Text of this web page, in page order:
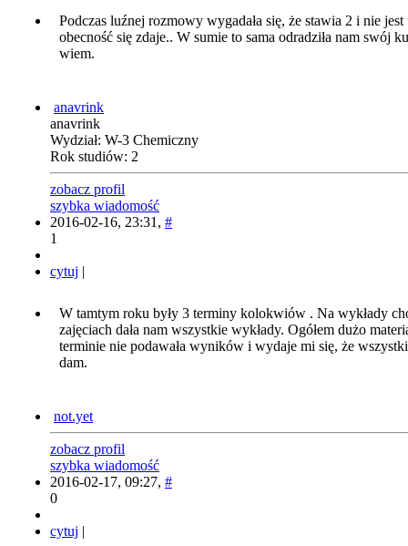
Podczas luźnej rozmowy wygadała się, że stawia 2 i nie
obecność się zdaje.. W sumie to sama odradziła nam swój
wiem.
anavrink
anavrink
Wydział: W-3 Chemiczny
Rok studiów: 2
zobacz profil
szybka wiadomość
2016-02-16, 23:31, #
1
cytuj |
W tamtym roku były 3 terminy kolokwiów . Na wykłady
zajęciach dała nam wszystkie wykłady. Ogółem dużo
terminie nie podawała wyników i wydaje mi się, że
dam.
not.yet
zobacz profil
szybka wiadomość
2016-02-17, 09:27, #
0
cytuj |